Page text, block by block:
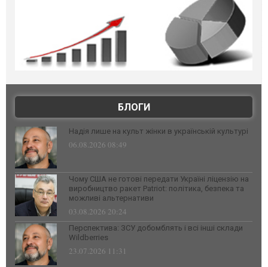
БЛОГИ
Надія лише на культ жінки в українській культурі
06.08.2026 08:49
Чому США не готові передати Україні ліцензію на
виробництво ракет Patriot: політика, безпека та
можливі альтернативи
03.08.2026 20:24
Перспектива: ЗСУ добомблять і всі інші склади
Wildberries
23.07.2026 11:31